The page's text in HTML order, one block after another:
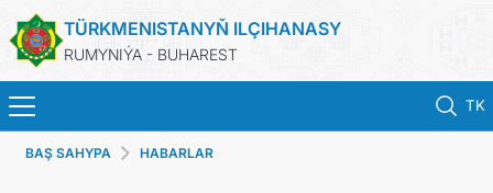
TÜRKMENISTANYŇ ILÇIHANASY
RUMYNIÝA - BUHAREST
TK
BAŞ SAHYPA
BAŞ SAHYPA HABARLAR